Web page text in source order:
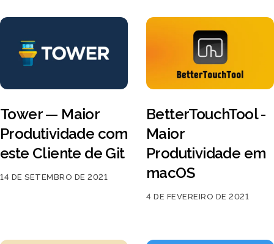
Tower — Maior
Produtividade com
este Cliente de Git
14 DE SETEMBRO DE 2021
BetterTouchTool -
Maior
Produtividade em
macOS
4 DE FEVEREIRO DE 2021